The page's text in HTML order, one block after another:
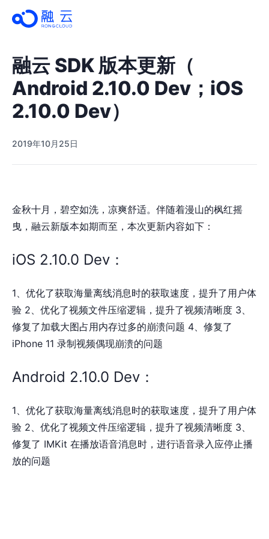
融云 SDK 版本更新（
Android 2.10.0 Dev；iOS
2.10.0 Dev）
2019年10月25日
金秋十月，碧空如洗，凉爽舒适。伴随着漫山的枫红摇
曳，融云新版本如期而至，本次更新内容如下：
iOS 2.10.0 Dev：
1、优化了获取海量离线消息时的获取速度，提升了用户体
验 2、优化了视频文件压缩逻辑，提升了视频清晰度 3、
修复了加载大图占用内存过多的崩溃问题 4、修复了
iPhone 11 录制视频偶现崩溃的问题
Android 2.10.0 Dev：
1、优化了获取海量离线消息时的获取速度，提升了用户体
验 2、优化了视频文件压缩逻辑，提升了视频清晰度 3、
修复了 IMKit 在播放语音消息时，进行语音录入应停止播
放的问题